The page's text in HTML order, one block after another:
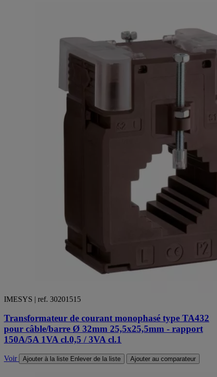
IMESYS | ref. 30201515
Transformateur de courant monophasé type TA432
pour câble/barre Ø 32mm 25,5x25,5mm - rapport
150A/5A 1VA cl.0,5 / 3VA cl.1
Voir Ajouter à la liste Enlever de la liste Ajouter au comparateur